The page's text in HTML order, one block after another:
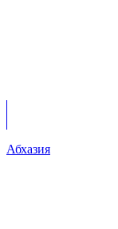
Абхазия